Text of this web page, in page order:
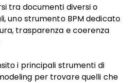
tra documenti diversi o
uno strumento BPM dedicato
trasparenza e coerenza
i principali strumenti di
per trovare quelli che